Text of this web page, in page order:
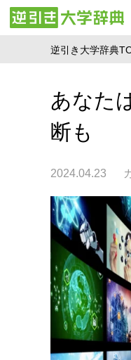
逆引き大学辞典
あなた
断も
2024.04.23